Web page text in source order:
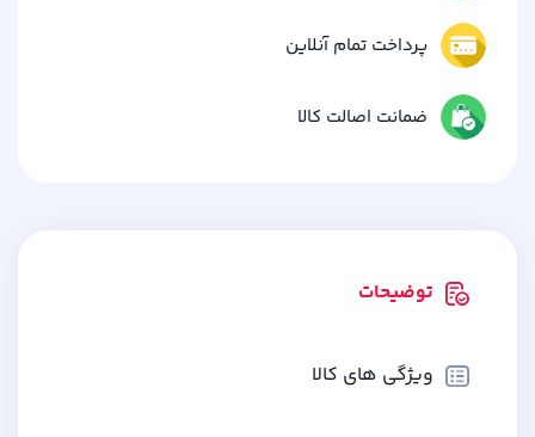
پرداخت تمام آنلاین
ضمانت اصالت کالا
توضیحات
ویژگی های کالا